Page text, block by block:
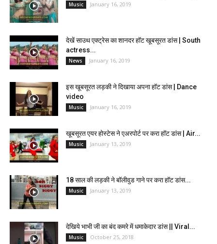
Music January 16, 2019
देखें साउथ एक्ट्रेस का शानदर हॉट खूबसूरत डांस | South
actress...
News January 16, 2019
इस खूबसूरत लड़की ने दिखाया अपना हॉट डांस | Dance
video
Music January 16, 2019
खूबसूरत एयर होस्टेस ने एअरपोर्ट पर करा हॉट डांस | Air...
Music January 13, 2019
18 साल की लड़की ने बॉलीवुड गाने पर करा हॉट डांस...
Music January 13, 2019
देखिये भाभी जी का बंद कमरे में धमाकेदार डांस || Viral...
Music October 25, 2018